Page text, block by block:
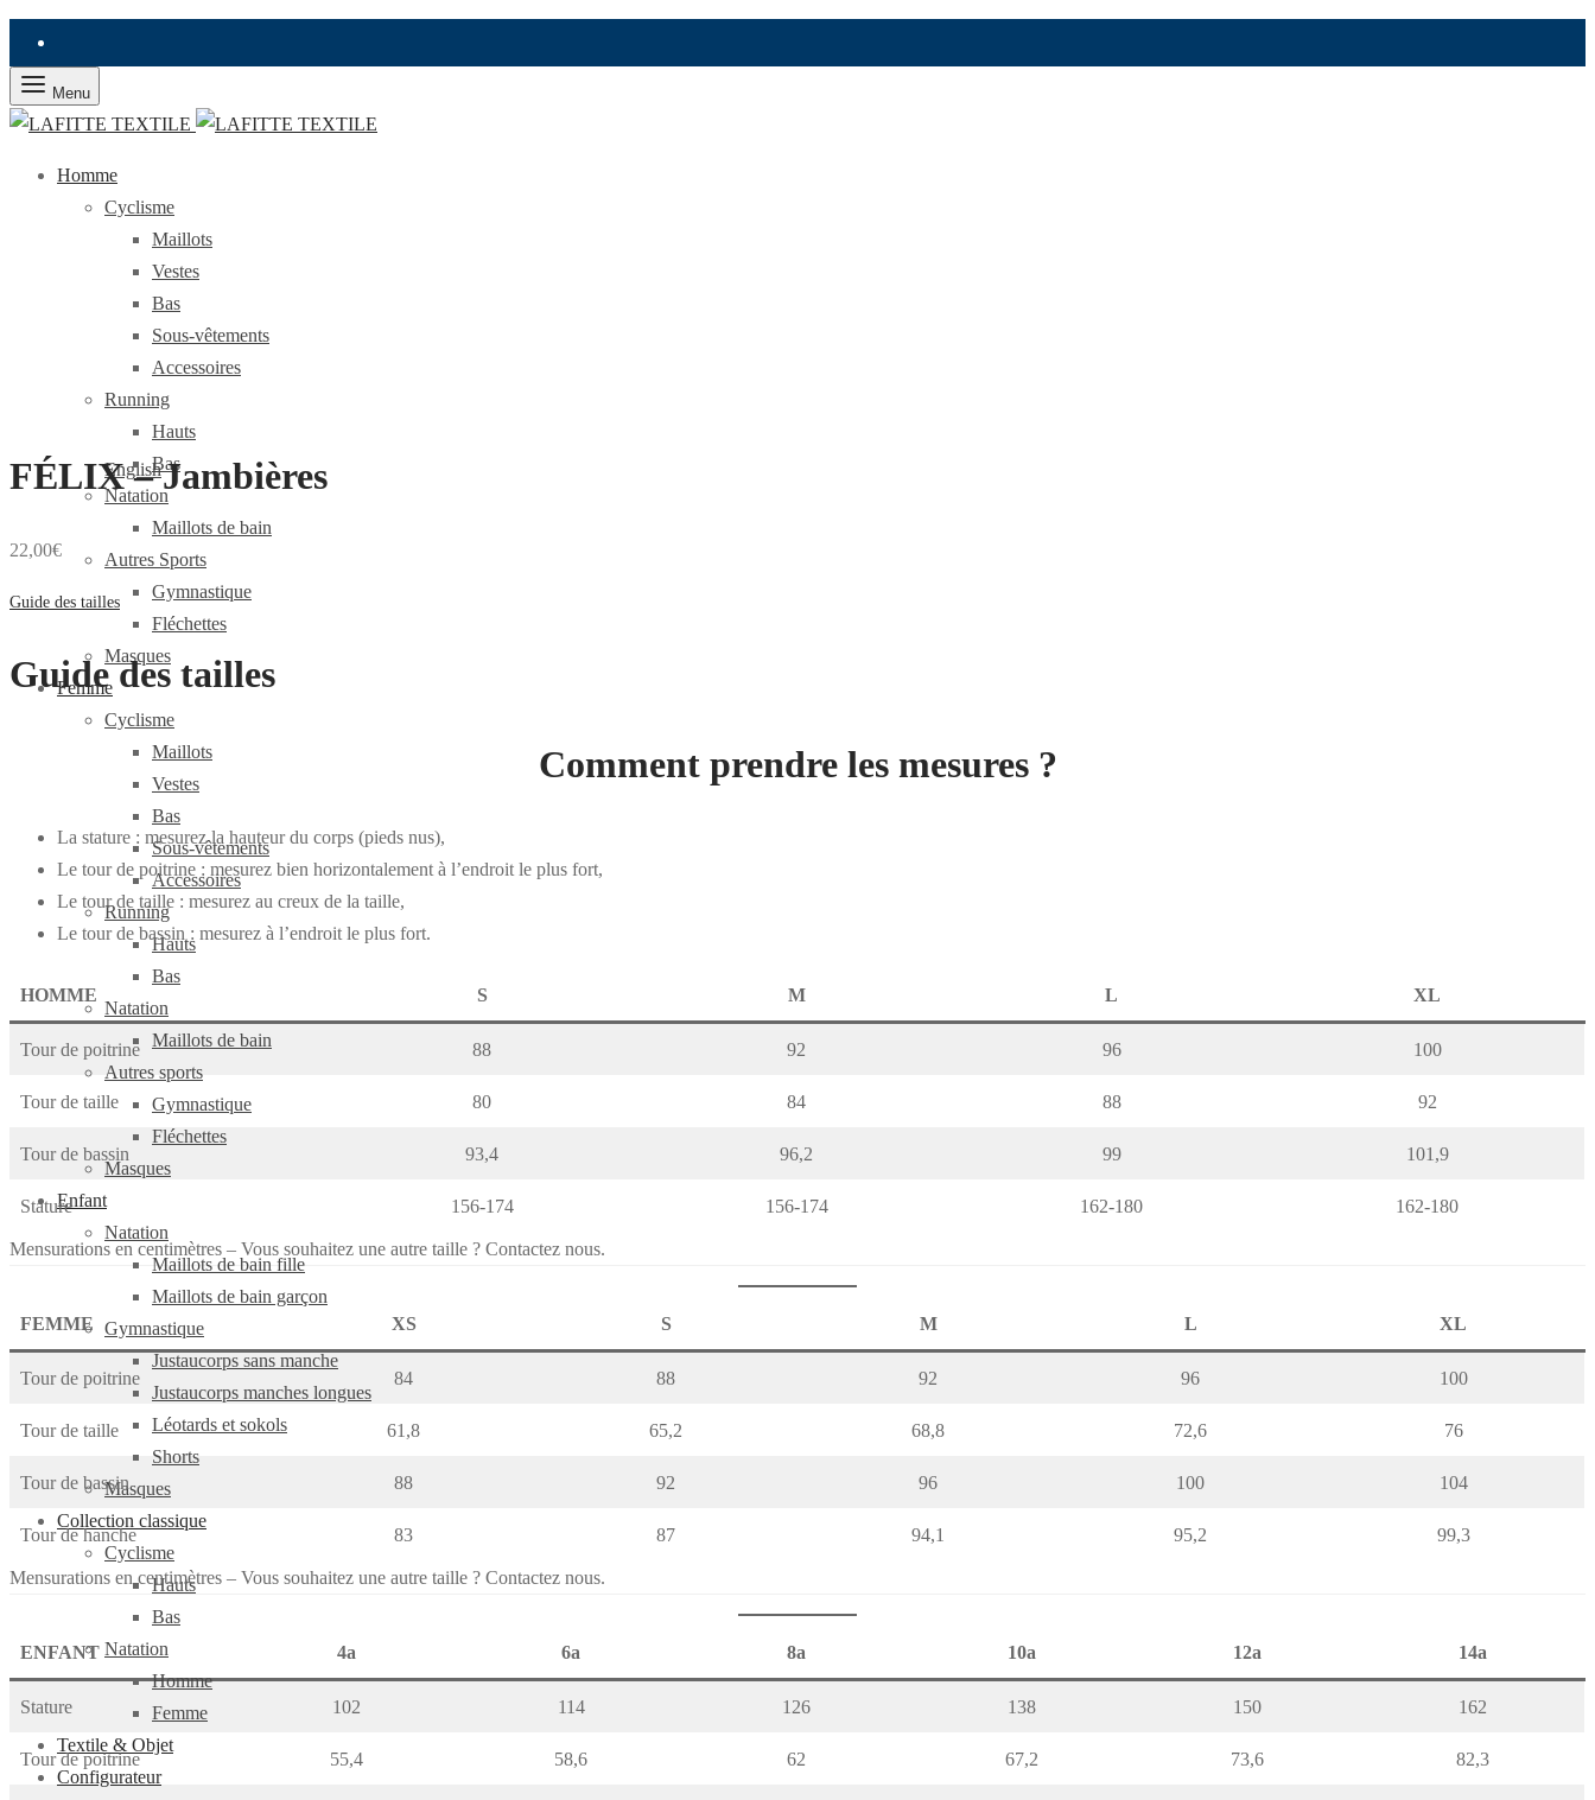
English
Menu
Homme
Cyclisme
Maillots
Vestes
Bas
Sous-vêtements
Accessoires
Running
Hauts
Bas
Natation
Maillots de bain
Autres Sports
Gymnastique
Fléchettes
Masques
Femme
Cyclisme
Maillots
Vestes
Bas
Sous-vêtements
Accessoires
Running
Hauts
Bas
Natation
Maillots de bain
Autres sports
Gymnastique
Fléchettes
Masques
Enfant
Natation
Maillots de bain fille
Maillots de bain garçon
Gymnastique
Justaucorps sans manche
Justaucorps manches longues
Léotards et sokols
Shorts
Masques
Collection classique
Cyclisme
Hauts
Bas
Natation
Homme
Femme
Textile & Objet
Configurateur
FÉLIX – Jambières
22,00€
Guide des tailles
Guide des tailles
Comment prendre les mesures ?
La stature : mesurez la hauteur du corps (pieds nus),
Le tour de poitrine : mesurez bien horizontalement à l’endroit le plus fort,
Le tour de taille : mesurez au creux de la taille,
Le tour de bassin : mesurez à l’endroit le plus fort.
HOMME S M L XL
Tour de poitrine 88 92 96 100
Tour de taille 80 84 88 92
Tour de bassin 93,4 96,2 99 101,9
Stature 156-174 156-174 162-180 162-180
Mensurations en centimètres – Vous souhaitez une autre taille ? Contactez nous.
FEMME XS S M L XL
Tour de poitrine 84 88 92 96 100
Tour de taille 61,8 65,2 68,8 72,6 76
Tour de bassin 88 92 96 100 104
Tour de hanche 83 87 94,1 95,2 99,3
Mensurations en centimètres – Vous souhaitez une autre taille ? Contactez nous.
ENFANT 4a 6a 8a 10a 12a 14a
Stature 102 114 126 138 150 162
Tour de poitrine 55,4 58,6 62 67,2 73,6 82,3